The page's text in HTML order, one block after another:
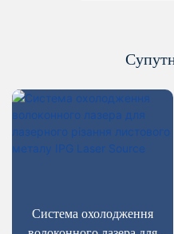
Система охолодження